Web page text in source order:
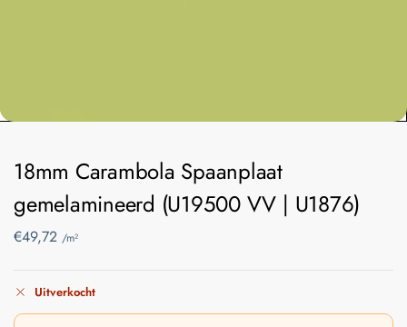
18mm Carambola Spaanplaat
gemelamineerd (U19500 VV | U1876)
€49,72 /m²
Uitverkocht